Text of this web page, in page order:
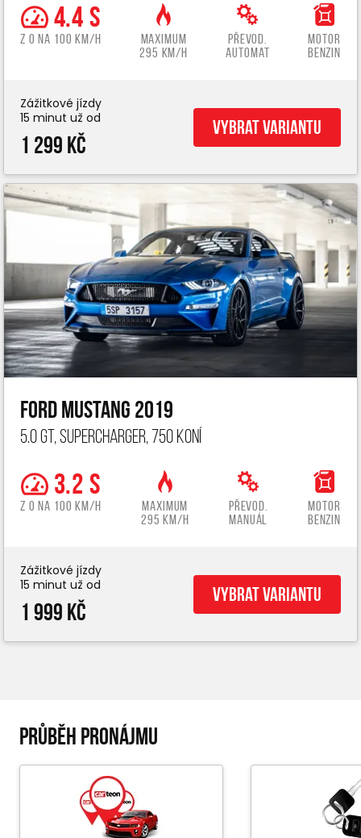
4.4 s
z 0 na 100 km/h
Maximum
295 km/h
Převod.
automat
Motor
benzin
Zážitkové jízdy
15 minut už od
1 299 Kč
Vybrat variantu
Ford Mustang 2019
5.0 GT, Supercharger, 750 koní
3.2 s
z 0 na 100 km/h
Maximum
295 km/h
Převod.
manuál
Motor
benzin
Zážitkové jízdy
15 minut už od
1 999 Kč
Vybrat variantu
PRŮBĚH PRONÁJMU